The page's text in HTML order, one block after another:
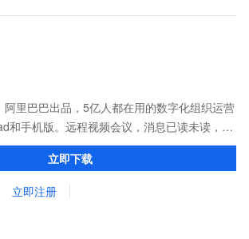
里巴巴出品，5亿人都在用的数字化组织运营
和手机版。远程视频会议，消息已读未读，
让沟通更高效；移动办公考勤，审批，钉闪
教育解决方案。
立即下载
立即注册